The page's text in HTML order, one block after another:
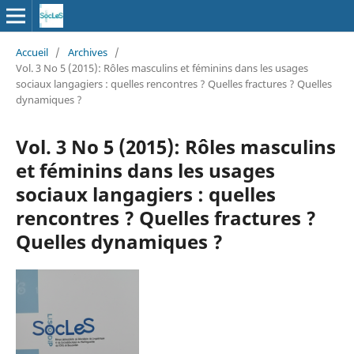
Accueil / Archives /
Vol. 3 No 5 (2015): Rôles masculins et féminins dans les usages
sociaux langagiers : quelles rencontres ? Quelles fractures ? Quelles
dynamiques ?
Vol. 3 No 5 (2015): Rôles masculins
et féminins dans les usages
sociaux langagiers : quelles
rencontres ? Quelles fractures ?
Quelles dynamiques ?